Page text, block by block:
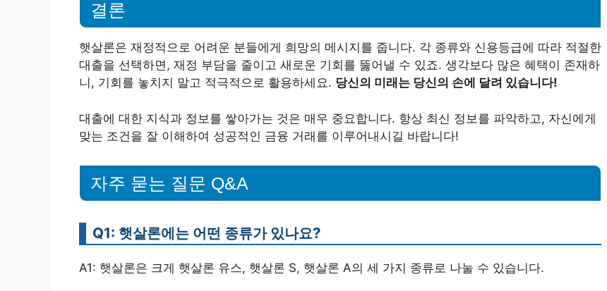
결론
햇살론은 재정적으로 어려운 분들에게 희망의 메시지를 줍니다. 각 종류와 신용등급에 따라 적절한
대출을 선택하면, 재정 부담을 줄이고 새로운 기회를 뚫어낼 수 있죠. 생각보다 많은 혜택이 존재하
니, 기회를 놓치지 말고 적극적으로 활용하세요. 당신의 미래는 당신의 손에 달려 있습니다!
대출에 대한 지식과 정보를 쌓아가는 것은 매우 중요합니다. 항상 최신 정보를 파악하고, 자신에게
맞는 조건을 잘 이해하여 성공적인 금융 거래를 이루어내시길 바랍니다!
자주 묻는 질문 Q&A
Q1: 햇살론에는 어떤 종류가 있나요?
A1: 햇살론은 크게 햇살론 유스, 햇살론 S, 햇살론 A의 세 가지 종류로 나눌 수 있습니다.